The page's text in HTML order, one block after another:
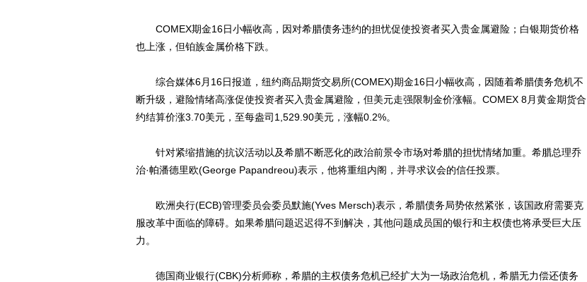
COMEX期金16日小幅收高，因对希腊债务违约的担忧促使投资者买入贵金属避险；白银期货价格
也上涨，但铂族金属价格下跌。
综合媒体6月16日报道，纽约商品期货交易所(COMEX)期金16日小幅收高，因随着希腊债务危机不
断升级，避险情绪高涨促使投资者买入贵金属避险，但美元走强限制金价涨幅。COMEX 8月黄金期货合
约结算价涨3.70美元，至每盎司1,529.90美元，涨幅0.2%。
针对紧缩措施的抗议活动以及希腊不断恶化的政治前景令市场对希腊的担忧情绪加重。希腊总理乔
治·帕潘德里欧(George Papandreou)表示，他将重组内阁，并寻求议会的信任投票。
欧洲央行(ECB)管理委员会委员默施(Yves Mersch)表示，希腊债务局势依然紧张，该国政府需要克
服改革中面临的障碍。如果希腊问题迟迟得不到解决，其他问题成员国的银行和主权债也将承受巨大压
力。
德国商业银行(CBK)分析师称，希腊的主权债务危机已经扩大为一场政治危机，希腊无力偿还债务